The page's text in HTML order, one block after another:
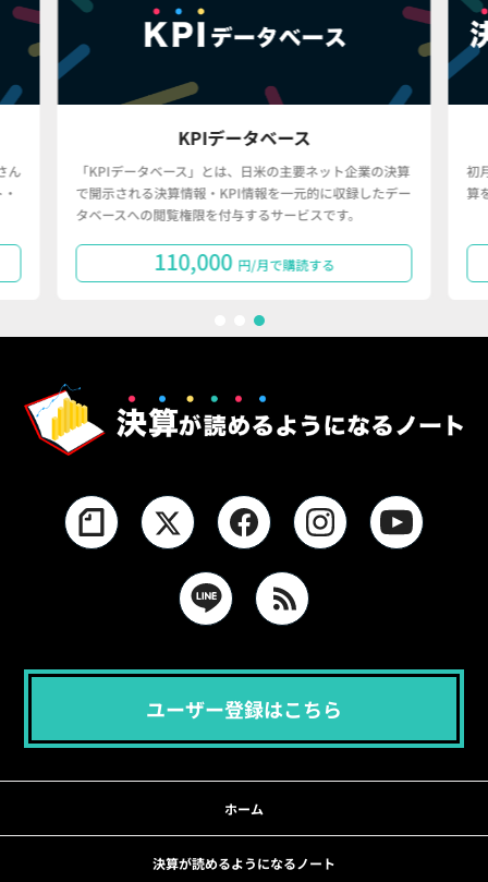
ん
KPIデータベース
「KPIデータベース」とは、日米の主要ネット企業の決算
で開示される決算情報・KPI情報を一元的に収録したデー
タベースへの閲覧権限を付与するサービスです。
110,000 円/月で購読する
初
算
ユーザー登録はこちら
ホーム
決算が読めるようになるノート